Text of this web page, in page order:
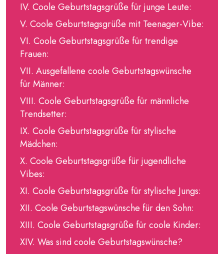
Coole Geburtstagsgrüße für junge Leute:
Coole Geburtstagsgrüße mit Teenager-Vibe:
Coole Geburtstagsgrüße für trendige
Frauen:
Ausgefallene coole Geburtstagswünsche
für Männer:
Coole Geburtstagsgrüße für männliche
Trendsetter:
Coole Geburtstagsgrüße für stylische
Mädchen:
Coole Geburtstagsgrüße für jugendliche
Vibes:
Coole Geburtstagsgrüße für stylische Jungs:
Coole Geburtstagswünsche für den Sohn:
Coole Geburtstagsgrüße für coole Kinder:
Was sind coole Geburtstagswünsche?